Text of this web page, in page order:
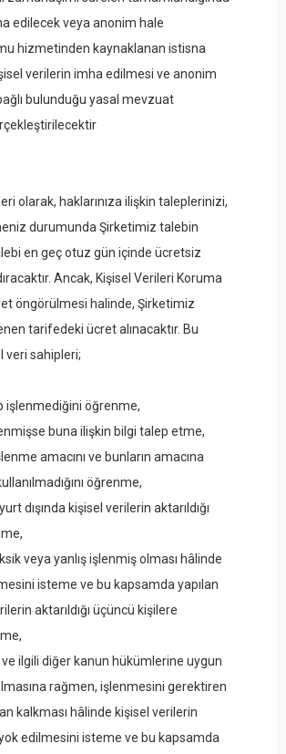
edilecek veya anonim hale
hizmetinden kaynaklanan istisna
verilerin imha edilmesi ve anonim
bulunduğu yasal mevzuat
olarak, haklarınıza ilişkin taleplerinizi,
durumunda Şirketimiz talebin
en geç otuz gün içinde ücretsiz
Ancak, Kişisel Verileri Koruma
öngörülmesi halinde, Şirketimiz
tarifedeki ücret alınacaktır. Bu
veri sahipleri;
işlenmediğini öğrenme,
buna ilişkin bilgi talep etme,
amacını ve bunların amacına
öğrenme,
dışında kişisel verilerin aktarıldığı
veya yanlış işlenmiş olması hâlinde
isteme ve bu kapsamda yapılan
aktarıldığı üçüncü kişilere
ve ilgili diğer kanun hükümlerine uygun
rağmen, işlenmesini gerektiren
kalkması hâlinde kişisel verilerin
edilmesini isteme ve bu kapsamda